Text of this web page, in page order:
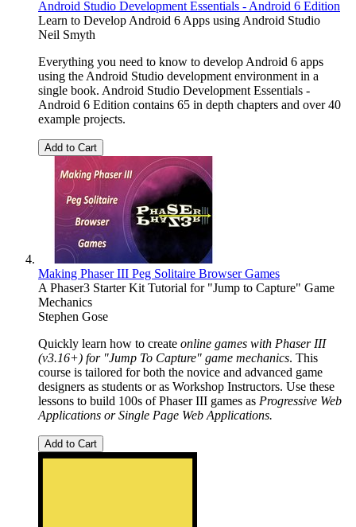
Android Studio Development Essentials - Android 6 Edition
Learn to Develop Android 6 Apps using Android Studio
Neil Smyth
Everything you need to know to develop Android 6 apps
using the Android Studio development environment in a
single book. Android Studio Development Essentials -
Android 6 Edition contains 65 in depth chapters and over 40
example projects.
Add to Cart
Making Phaser III Peg Solitaire Browser Games
A Phaser3 Starter Kit Tutorial for "Jump to Capture" Game
Mechanics
Stephen Gose
Quickly learn how to create online games with Phaser III
(v3.16+) for "Jump To Capture" game mechanics. This
course is tailored for both the novice and advanced game
designers as students or as Workshop Instructors. Use these
lessons to build 100s of Phaser III games as Progressive Web
Applications or Single Page Web Applications.
Add to Cart